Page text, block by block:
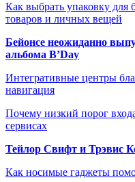
Как выбрать упаковку для
товаров и личных вещей
Бейонсе неожиданно
альбома B’Day
Интегративные центры
навигация
Почему низкий порог
сервисах
Тейлор Свифт и Трэвис
Как носимые гаджеты